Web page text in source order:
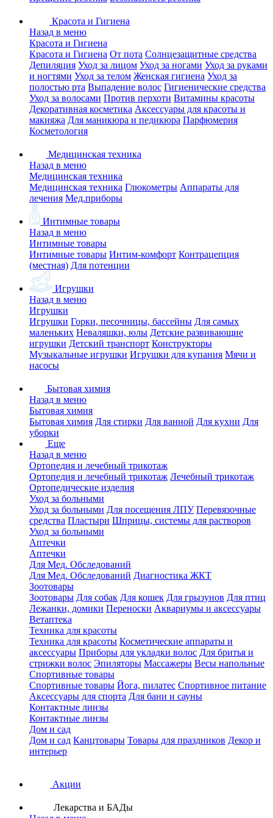
Красота и Гигиена
Назад в меню
Красота и Гигиена
Красота и Гигиена От пота Солнцезащитные средства
Депиляция Уход за лицом Уход за ногами Уход за руками
и ногтями Уход за телом Женская гигиена Уход за
полостью рта Выпадение волос Гигиенические средства
Уход за волосами Против перхоти Витамины красоты
Декоративная косметика Аксессуары для красоты и
макияжа Для маникюра и педикюра Парфюмерия
Косметология
Медицинская техника
Назад в меню
Медицинская техника
Медицинская техника Глюкометры Аппараты для
лечения Мед.приборы
Интимные товары
Назад в меню
Интимные товары
Интимные товары Интим-комфорт Контрацепция
(местная) Для потенции
Игрушки
Назад в меню
Игрушки
Игрушки Горки, песочницы, бассейны Для самых
маленьких Неваляшки, юлы Детские развивающие
игрушки Детский транспорт Конструкторы
Музыкальные игрушки Игрушки для купания Мячи и
насосы
Бытовая химия
Назад в меню
Бытовая химия
Бытовая химия Для стирки Для ванной Для кухни Для
уборки
Еще
Назад в меню
Ортопедия и лечебный трикотаж
Ортопедия и лечебный трикотаж Лечебный трикотаж
Ортопедические изделия
Уход за больными
Уход за больными Для посещения ЛПУ Перевязочные
средства Пластыри Шприцы, системы для растворов
Уход за больными
Аптечки
Аптечки
Для Мед. Обследований
Для Мед. Обследований Диагностика ЖКТ
Зоотовары
Зоотовары Для собак Для кошек Для грызунов Для птиц
Лежанки, домики Переноски Аквариумы и аксессуары
Ветаптека
Техника для красоты
Техника для красоты Косметические аппараты и
аксессуары Приборы для укладки волос Для бритья и
стрижки волос Эпиляторы Массажеры Весы напольные
Спортивные товары
Спортивные товары Йога, пилатес Спортивное питание
Аксессуары для спорта Для бани и сауны
Контактные линзы
Контактные линзы
Дом и сад
Дом и сад Канцтовары Товары для праздников Декор и
интерьер
Акции
Лекарства и БАДы